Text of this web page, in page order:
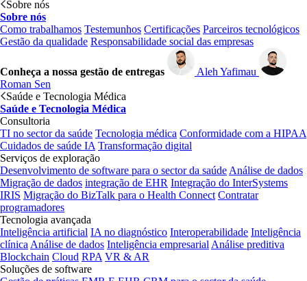
Sobre nós
Sobre nós
Como trabalhamos Testemunhos Certificações Parceiros tecnológicos
Gestão da qualidade Responsabilidade social das empresas
Conheça a nossa gestão de entregas
Aleh Yafimau
Roman Sen
Saúde e Tecnologia Médica
Saúde e Tecnologia Médica
Consultoria
TI no sector da saúde Tecnologia médica Conformidade com a HIPAA
Cuidados de saúde IA Transformação digital
Serviços de exploração
Desenvolvimento de software para o sector da saúde Análise de dados
Migração de dados integração de EHR Integração do InterSystems
IRIS Migração do BizTalk para o Health Connect Contratar
programadores
Tecnologia avançada
Inteligência artificial IA no diagnóstico Interoperabilidade Inteligência
clínica Análise de dados Inteligência empresarial Análise preditiva
Blockchain Cloud RPA VR & AR
Soluções de software